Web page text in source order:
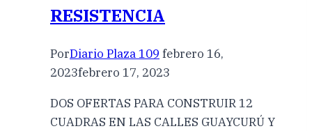
RESISTENCIA
PorDiario Plaza 109 febrero 16,
2023febrero 17, 2023
DOS OFERTAS PARA CONSTRUIR 12
CUADRAS EN LAS CALLES GUAYCURÚ Y